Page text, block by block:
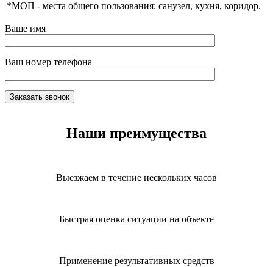
*МОП - места общего пользования: санузел, кухня, коридор.
Ваше имя
Ваш номер телефона
Наши преимущества
Выезжаем в течение нескольких часов
Быстрая оценка ситуации на объекте
Применение результативных средств